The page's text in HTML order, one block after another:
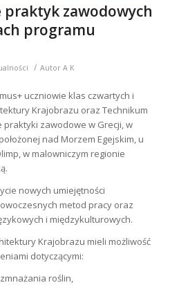
praktyk zawodowych
programu
/ Autor A K
uczniowie klas czwartych i
Krajobrazu oraz Technikum
praktyki zawodowe w Grecji, w
nad Morzem Egejskim, u
w malowniczym regionie
nowych umiejętności
metod pracy oraz
i międzykulturowych.
Krajobrazu mieli możliwość
dotyczącymi:
roślin,